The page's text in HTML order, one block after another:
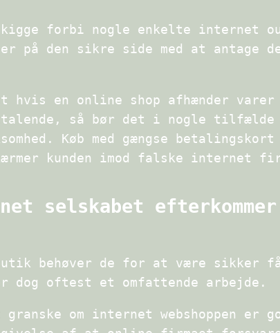
forbi nogle enkelte internet
den sikre side med at antage
hvis en online shop afhænder
så bør det i nogle tilfælde
Køb med gængse
kunden imod falske internet
selskabet efterkommer
behøver de for at være sikker
dog oftest et omfattende arbejde.
granske om internet webshoppen er